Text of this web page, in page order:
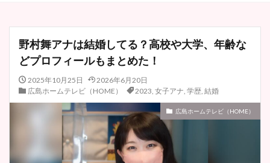
野村舞アナは結婚してる？高校や大学、年齢な
どプロフィールもまとめた！
2025年10月25日
2026年6月20日
広島ホームテレビ（HOME）
2023, 女子アナ, 学歴, 結婚
広島ホームテレビ（HOME）